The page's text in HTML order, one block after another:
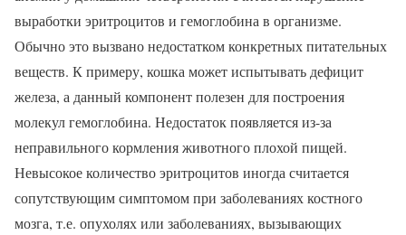
выработки эритроцитов и гемоглобина в организме.
Обычно это вызвано недостатком конкретных питательных
веществ. К примеру, кошка может испытывать дефицит
железа, а данный компонент полезен для построения
молекул гемоглобина. Недостаток появляется из-за
неправильного кормления животного плохой пищей.
Невысокое количество эритроцитов иногда считается
сопутствующим симптомом при заболеваниях костного
мозга, т.е. опухолях или заболеваниях, вызывающих